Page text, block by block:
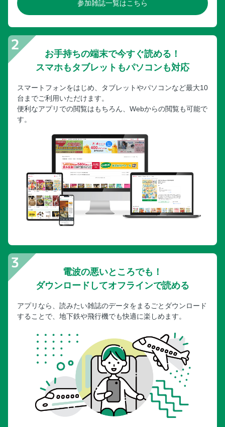
参加雑誌一覧はこちら
お手持ちの端末で今すぐ読める！
スマホもタブレットもパソコンも対応
スマートフォンをはじめ、タブレットやパソコンなど最大10
台までご利用いただけます。
便利なアプリでの閲覧はもちろん、Webからの閲覧も可能で
す。
電波の悪いところでも！
ダウンロードしてオフラインで読める
アプリなら、読みたい雑誌のデータをまるごとダウンロード
することで、地下鉄や飛行機でも快適に楽しめます。